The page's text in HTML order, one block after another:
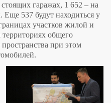
гаражах, 1 652 – на
537 будут находиться у
участков жилой и
общего
при этом